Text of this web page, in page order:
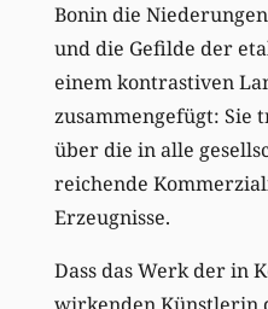
Bonin die
und die Gefilde der
einem kontrastiven
zusammengefügt: Sie
über die in alle
reichende
Erzeugnisse.
Dass das Werk der in